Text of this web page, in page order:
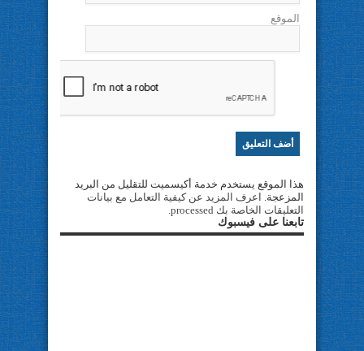
الموقع
هذا الموقع يستخدم خدمة أكيسميت للتقليل من البريد
المزعجة. اعرف المزيد عن كيفية التعامل مع بيانات
التعليقات الخاصة بك processed
.
تابعنا على فيسبوك